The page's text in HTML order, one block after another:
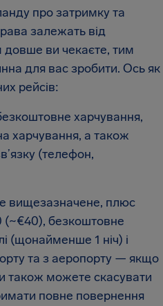
про затримку та
залежать від
довше ви чекаєте, тим
для вас зробити. Ось як
рейсів:
харчування,
харчування, а також
(телефон,
вищезазначене, плюс
(~€40), безкоштовне
(щонайменше 1 ніч) і
та з аеропорту — якщо
також можете скасувати
повне повернення